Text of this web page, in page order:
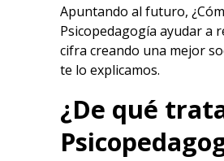
Apuntando al futuro,
Psicopedagogía ayudar a
cifra creando una mejor
te lo explicamos.
¿De qué